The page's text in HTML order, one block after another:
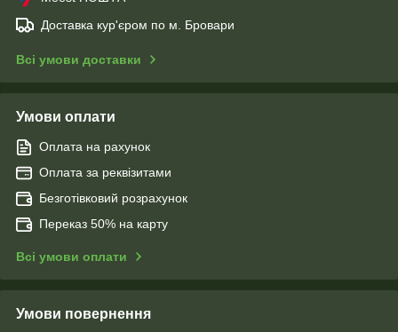
Доставка кур'єром по м. Бровари
Всі умови доставки
Умови оплати
Оплата на рахунок
Оплата за реквізитами
Безготівковий розрахунок
Переказ 50% на карту
Всі умови оплати
Умови повернення